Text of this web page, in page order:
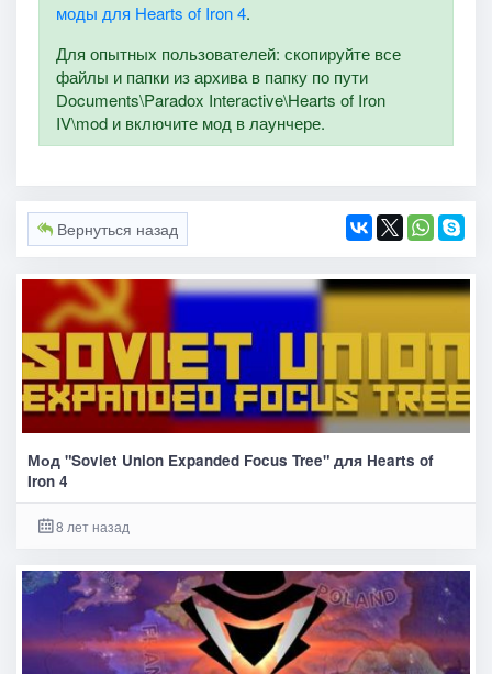
моды для Hearts of Iron 4.
Для опытных пользователей: скопируйте все
файлы и папки из архива в папку по пути
Documents\Paradox Interactive\Hearts of Iron
IV\mod и включите мод в лаунчере.
Вернуться назад
Мод "Soviet Union Expanded Focus Tree" для Hearts of
Iron 4
8 лет назад